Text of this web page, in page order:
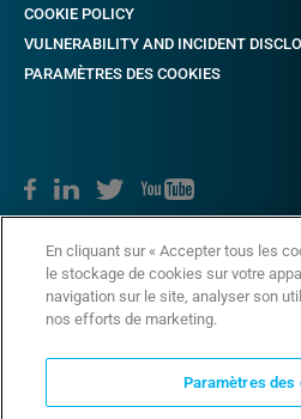
Copyright © 2018 CAME. Tous droits
COOKIE POLICY
VULNERABILITY AND INCIDENT
PARAMÈTRES DES COOKIES
En cliquant sur « Accepter tous les
le stockage de cookies sur votre
navigation sur le site, analyser son
nos efforts de marketing.
Paramètres des